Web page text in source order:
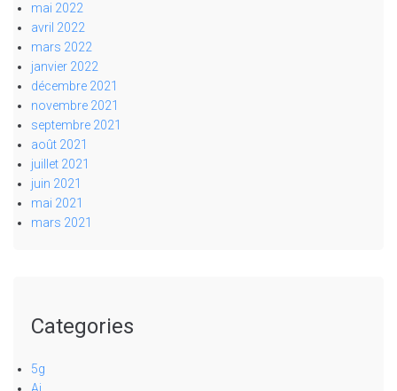
mai 2022
avril 2022
mars 2022
janvier 2022
décembre 2021
novembre 2021
septembre 2021
août 2021
juillet 2021
juin 2021
mai 2021
mars 2021
Categories
5g